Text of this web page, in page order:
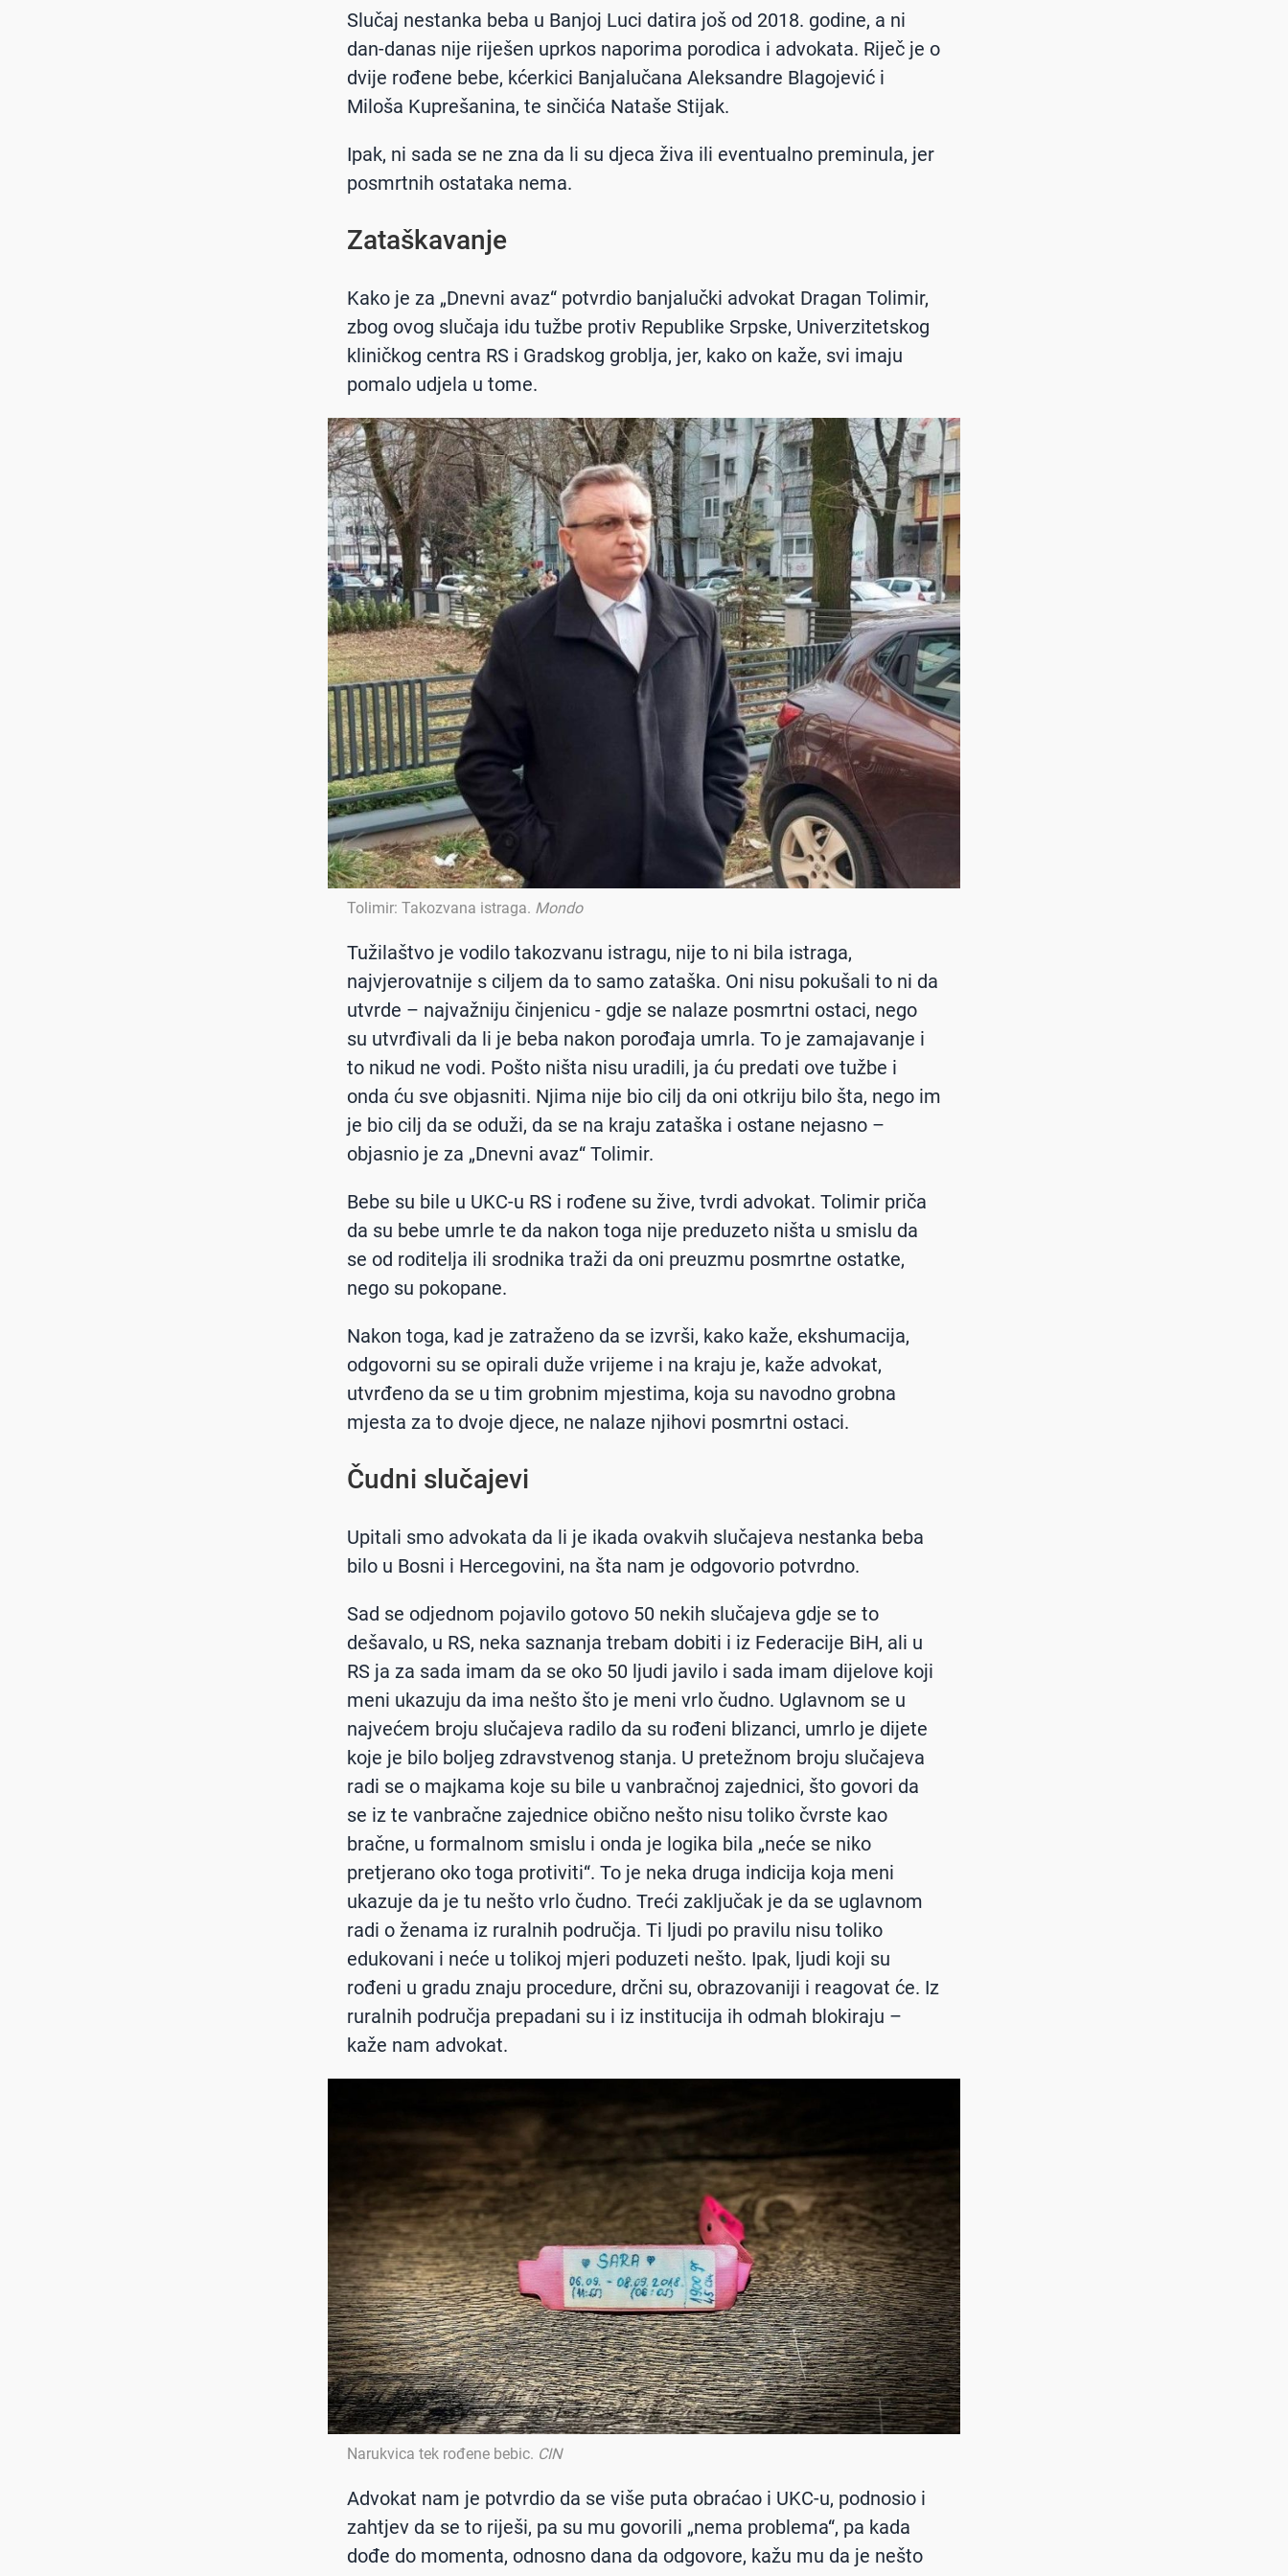
Slučaj nestanka beba u Banjoj Luci datira još od 2018. godine, a ni
dan-danas nije riješen uprkos naporima porodica i advokata. Riječ je o
dvije rođene bebe, kćerkici Banjalučana Aleksandre Blagojević i
Miloša Kuprešanina, te sinčića Nataše Stijak.
Ipak, ni sada se ne zna da li su djeca živa ili eventualno preminula, jer
posmrtnih ostataka nema.
Zataškavanje
Kako je za „Dnevni avaz“ potvrdio banjalučki advokat Dragan Tolimir,
zbog ovog slučaja idu tužbe protiv Republike Srpske, Univerzitetskog
kliničkog centra RS i Gradskog groblja, jer, kako on kaže, svi imaju
pomalo udjela u tome.
Tolimir: Takozvana istraga. Mondo
Tužilaštvo je vodilo takozvanu istragu, nije to ni bila istraga,
najvjerovatnije s ciljem da to samo zataška. Oni nisu pokušali to ni da
utvrde – najvažniju činjenicu - gdje se nalaze posmrtni ostaci, nego
su utvrđivali da li je beba nakon porođaja umrla. To je zamajavanje i
to nikud ne vodi. Pošto ništa nisu uradili, ja ću predati ove tužbe i
onda ću sve objasniti. Njima nije bio cilj da oni otkriju bilo šta, nego im
je bio cilj da se oduži, da se na kraju zataška i ostane nejasno –
objasnio je za „Dnevni avaz“ Tolimir.
Bebe su bile u UKC-u RS i rođene su žive, tvrdi advokat. Tolimir priča
da su bebe umrle te da nakon toga nije preduzeto ništa u smislu da
se od roditelja ili srodnika traži da oni preuzmu posmrtne ostatke,
nego su pokopane.
Nakon toga, kad je zatraženo da se izvrši, kako kaže, ekshumacija,
odgovorni su se opirali duže vrijeme i na kraju je, kaže advokat,
utvrđeno da se u tim grobnim mjestima, koja su navodno grobna
mjesta za to dvoje djece, ne nalaze njihovi posmrtni ostaci.
Čudni slučajevi
Upitali smo advokata da li je ikada ovakvih slučajeva nestanka beba
bilo u Bosni i Hercegovini, na šta nam je odgovorio potvrdno.
Sad se odjednom pojavilo gotovo 50 nekih slučajeva gdje se to
dešavalo, u RS, neka saznanja trebam dobiti i iz Federacije BiH, ali u
RS ja za sada imam da se oko 50 ljudi javilo i sada imam dijelove koji
meni ukazuju da ima nešto što je meni vrlo čudno. Uglavnom se u
najvećem broju slučajeva radilo da su rođeni blizanci, umrlo je dijete
koje je bilo boljeg zdravstvenog stanja. U pretežnom broju slučajeva
radi se o majkama koje su bile u vanbračnoj zajednici, što govori da
se iz te vanbračne zajednice obično nešto nisu toliko čvrste kao
bračne, u formalnom smislu i onda je logika bila „neće se niko
pretjerano oko toga protiviti“. To je neka druga indicija koja meni
ukazuje da je tu nešto vrlo čudno. Treći zaključak je da se uglavnom
radi o ženama iz ruralnih područja. Ti ljudi po pravilu nisu toliko
edukovani i neće u tolikoj mjeri poduzeti nešto. Ipak, ljudi koji su
rođeni u gradu znaju procedure, drčni su, obrazovaniji i reagovat će. Iz
ruralnih područja prepadani su i iz institucija ih odmah blokiraju –
kaže nam advokat.
Narukvica tek rođene bebic. CIN
Advokat nam je potvrdio da se više puta obraćao i UKC-u, podnosio i
zahtjev da se to riješi, pa su mu govorili „nema problema“, pa kada
dođe do momenta, odnosno dana da odgovore, kažu mu da je nešto